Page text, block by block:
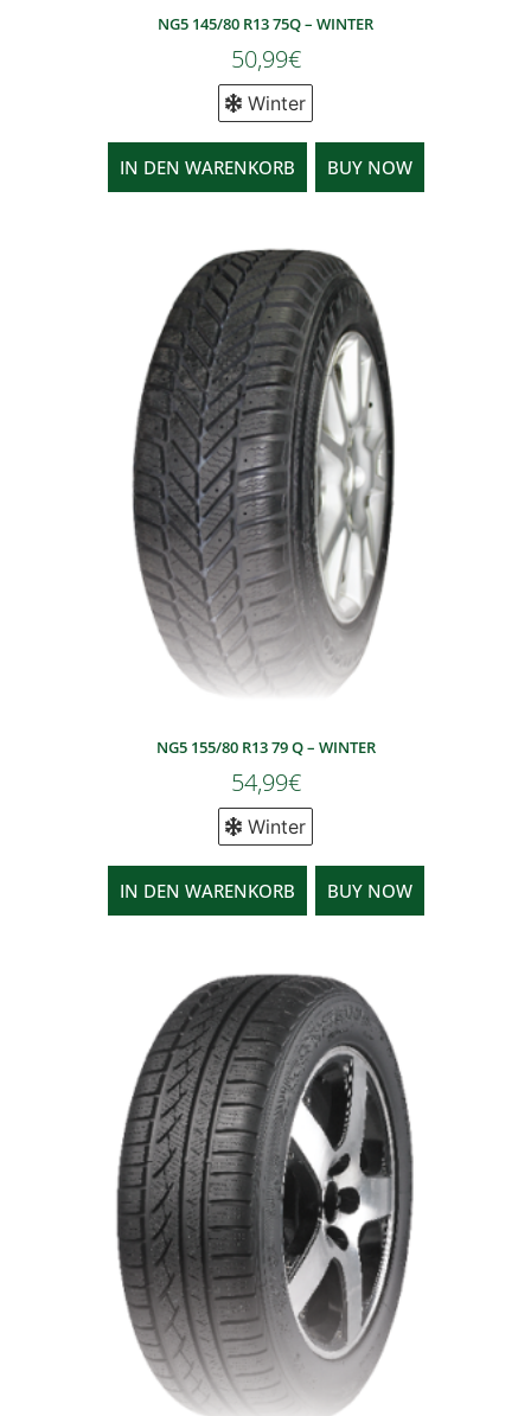
NG5 145/80 R13 75Q – WINTER
50,99€
Winter
IN DEN WARENKORB BUY NOW
NG5 155/80 R13 79 Q – WINTER
54,99€
Winter
IN DEN WARENKORB BUY NOW